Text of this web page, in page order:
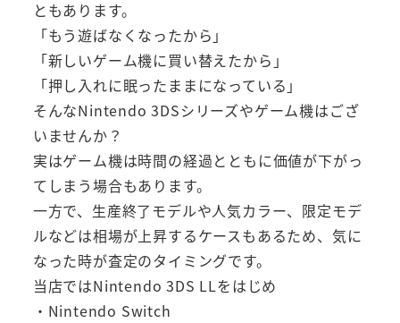
ともあります。
「もう遊ばなくなったから」
「新しいゲーム機に買い替えたから」
「押し入れに眠ったままになっている」
そんなNintendo 3DSシリーズやゲーム機はござ
いませんか？
実はゲーム機は時間の経過とともに価値が下がっ
てしまう場合もあります。
一方で、生産終了モデルや人気カラー、限定モデ
ルなどは相場が上昇するケースもあるため、気に
なった時が査定のタイミングです。
当店ではNintendo 3DS LLをはじめ
・Nintendo Switch